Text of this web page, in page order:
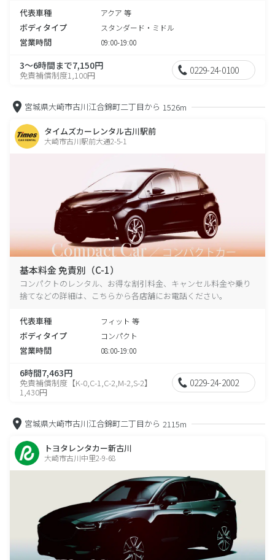
代表車種 アクア 等
ボディタイプ スタンダード・ミドル
営業時間 09:00-19:00
3～6時間まで7,150円
免責補償制度1,100円 0229-24-0100
宮城県大崎市古川江合錦町二丁目から 1526m
タイムズカーレンタル古川駅前
大崎市古川駅前大通2-5-1
基本料金 免責別（C-1）
コンパクトのレンタル、お得な割引料金、キャンセル料金や乗り
捨てなどの詳細は、こちらから各店舗にお電話ください。
代表車種 フィット 等
ボディタイプ コンパクト
営業時間 08:00-19:00
6時間7,463円
免責補償制度【K-0,C-1,C-2,M-2,S-2】
1,430円
0229-24-2002
宮城県大崎市古川江合錦町二丁目から 2115m
トヨタレンタカー新古川
大崎市古川中里2-9-68